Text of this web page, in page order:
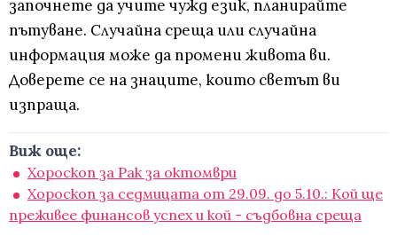
започнете да учите чужд език, планирайте
пътуване. Случайна среща или случайна
информация може да промени живота ви.
Доверете се на знаците, които светът ви
изпраща.
Виж още:
Хороскоп за Рак за октомври
Хороскоп за седмицата от 29.09. до 5.10.: Кой ще
преживее финансов успех и кой - съдбовна среща